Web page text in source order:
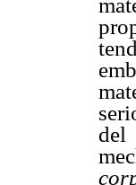
del